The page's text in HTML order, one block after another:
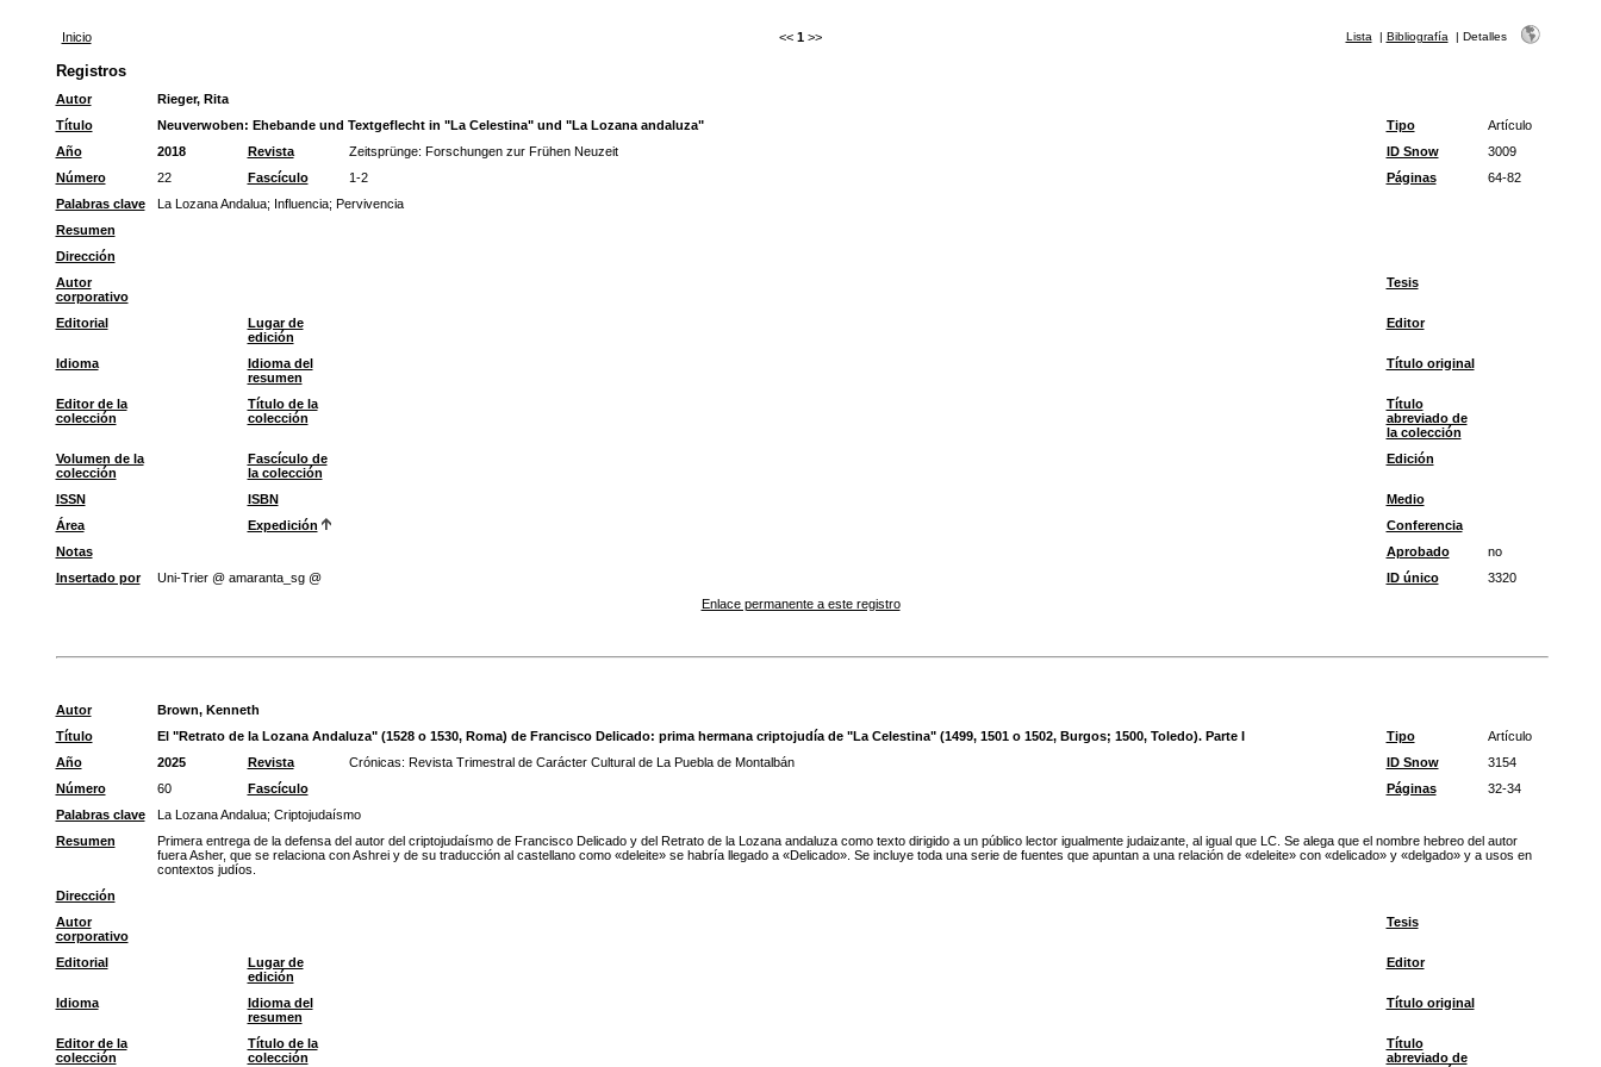
Inicio << 1 >> Lista | Bibliografía | Detalles
Registros
Autor
Rieger, Rita
Título
Neuverwoben: Ehebande und Textgeflecht in "La Celestina" und "La Lozana andaluza" Tipo
Artículo
Año
2018 Revista Zeitsprünge: Forschungen zur Frühen Neuzeit ID Snow
3009
Número
22 Fascículo 1-2 Páginas
64-82
Palabras clave
La Lozana Andalua; Influencia; Pervivencia
Resumen
Dirección
Autor
corporativo
Tesis
Editorial
Lugar de
edición
Editor
Idioma
Idioma del
resumen
Título original
Editor de la
colección
Título de la
colección
Título
abreviado de
la colección
Volumen de la
colección
Fascículo de
la colección
Edición
ISSN ISBN
Medio
Área
Expedición
Conferencia
Notas
Aprobado
no
Insertado por
Uni-Trier @ amaranta_sg @ ID único
3320
Enlace permanente a este registro
Autor
Brown, Kenneth
Título
El "Retrato de la Lozana Andaluza" (1528 o 1530, Roma) de Francisco Delicado: prima hermana criptojudía de "La Celestina" (1499, 1501 o 1502, Burgos; 1500, Toledo). Parte I Tipo
Artículo
Año
2025 Revista Crónicas: Revista Trimestral de Carácter Cultural de La Puebla de Montalbán ID Snow
3154
Número
60 Fascículo Páginas
32-34
Palabras clave
La Lozana Andalua; Criptojudaísmo
Resumen
Primera entrega de la defensa del autor del criptojudaísmo de Francisco Delicado y del Retrato de la Lozana andaluza como texto dirigido a un público lector igualmente judaizante, al igual que LC. Se alega que el nombre hebreo del autor
fuera Asher, que se relaciona con Ashrei y de su traducción al castellano como «deleite» se habría llegado a «Delicado». Se incluye toda una serie de fuentes que apuntan a una relación de «deleite» con «delicado» y «delgado» y a usos en
contextos judíos.
Dirección
Autor
corporativo
Tesis
Editorial
Lugar de
edición
Editor
Idioma
Idioma del
resumen
Título original
Editor de la
colección
Título de la
colección
Título
abreviado de